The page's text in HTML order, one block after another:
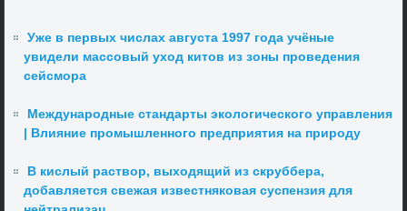
Уже в первых числах августа 1997 года учёные
увидели массовый уход китов из зоны проведения
сейсмора
Международные стандарты экологического управления
| Влияние промышленного предприятия на природу
В кислый раствор, выходящий из скруббера,
добавляется свежая известняковая суспензия для